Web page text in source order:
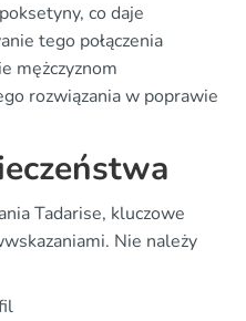
co daje
tego połączenia
mężczyznom
rozwiązania w poprawie
Tadarise, kluczowe
Nie należy